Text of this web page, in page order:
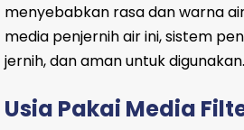
menyebabkan rasa dan warna
media penjernih air ini, sistem
jernih, dan aman untuk digunakan.
Usia Pakai Media